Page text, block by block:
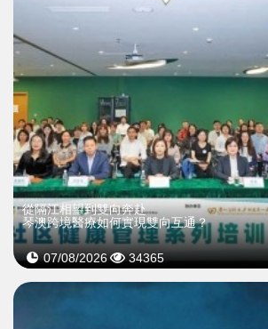
從隔江相望到雙向奔赴
琴澳跨境醫療如何實現雙向互通？
07/08/2026 34365